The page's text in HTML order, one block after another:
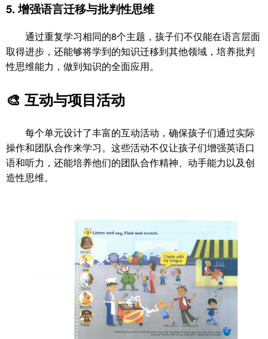
5.增强语言迁移与批判性思维
通过重复学习相同的8个主题，孩子们不仅能在语言层面
取得进步，还能够将学到的知识迁移到其他领域，培养批判
性思维能力，做到知识的全面应用。
🎨 互动与项目活动
每个单元设计了丰富的互动活动，确保孩子们通过实际
操作和团队合作来学习。这些活动不仅让孩子们增强英语口
语和听力，还能培养他们的团队合作精神、动手能力以及创
造性思维。